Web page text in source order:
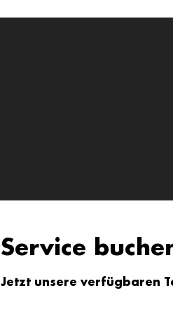
Service
Jetzt unsere verfügbaren